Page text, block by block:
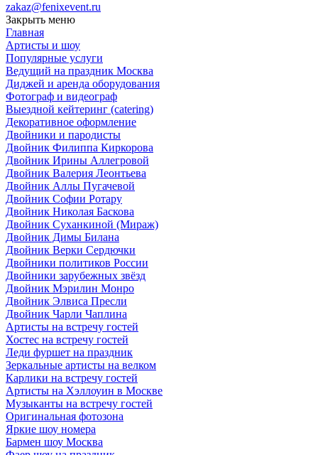
zakaz@fenixevent.ru
Закрыть меню
Главная
Артисты и шоу
Популярные услуги
Ведущий на праздник Москва
Диджей и аренда оборудования
Фотограф и видеограф
Выездной кейтеринг (catering)
Декоративное оформление
Двойники и пародисты
Двойник Филиппа Киркорова
Двойник Ирины Аллегровой
Двойник Валерия Леонтьева
Двойник Аллы Пугачевой
Двойник Софии Ротару
Двойник Николая Баскова
Двойник Суханкиной (Мираж)
Двойник Димы Билана
Двойник Верки Сердючки
Двойники политиков России
Двойники зарубежных звёзд
Двойник Мэрилин Монро
Двойник Элвиса Пресли
Двойник Чарли Чаплина
Артисты на встречу гостей
Хостес на встречу гостей
Леди фуршет на праздник
Зеркальные артисты на велком
Карлики на встречу гостей
Артисты на Хэллоуин в Москве
Музыканты на встречу гостей
Оригинальная фотозона
Яркие шоу номера
Бармен шоу Москва